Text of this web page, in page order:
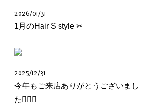
2026/01/31
1月のHair S style ✂︎
2025/12/31
今年もご来店ありがとうございまし
た🙇🏻‍♂️